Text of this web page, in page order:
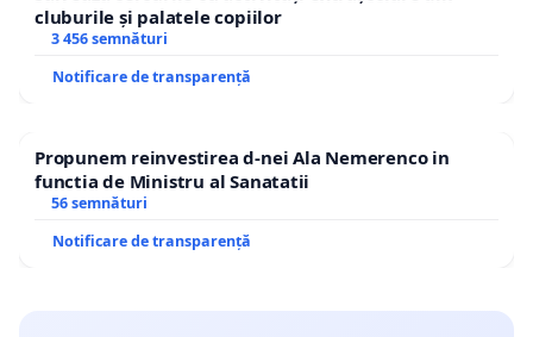
cluburile și palatele copiilor
3 456 semnături
Notificare de transparență
Propunem reinvestirea d-nei Ala Nemerenco in
functia de Ministru al Sanatatii
56 semnături
Notificare de transparență